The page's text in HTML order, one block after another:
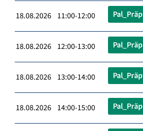
18.08.2026 11:00-12:00 Pal_Präp
18.08.2026 12:00-13:00 Pal_Präp
18.08.2026 13:00-14:00 Pal_Präp
18.08.2026 14:00-15:00 Pal_Präp